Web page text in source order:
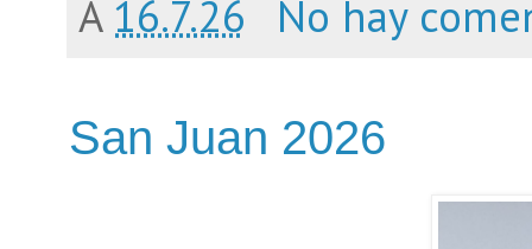
A 16.7.26 No hay
San Juan 2026